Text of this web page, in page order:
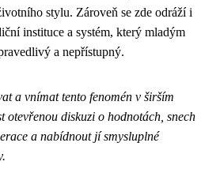
stylu. Zároveň se zde odráží i
instituce a systém, který mladým
a nepřístupný.
a vnímat tento fenomén v širším
otevřenou diskuzi o hodnotách, snech
a nabídnout jí smysluplné